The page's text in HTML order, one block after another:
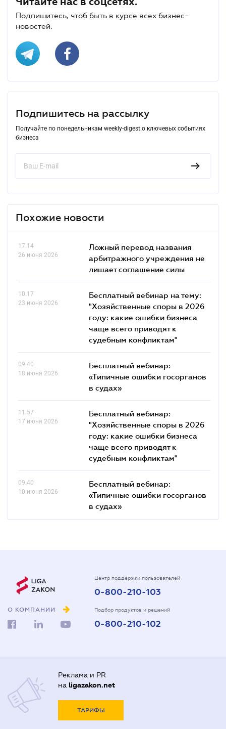
Подпишитесь, чтоб быть в курсе всех бизнес-
новостей.
Подпишитесь на рассылку
Получайте по понедельникам weekly-digest о ключевых событиях
бизнеса
Похожие новости
17.14
26 июня 2026
Ложный перевод названия
арбитражного учреждения не
лишает соглашение силы
10.17
23 июня 2026
Бесплатный вебинар на тему:
"Хозяйственные споры в 2026
году: какие ошибки бизнеса
чаще всего приводят к
судебным конфликтам"
09.40
18 июня 2026
Бесплатный вебинар:
«Типичные ошибки госорганов
в судах»
11.57
17 июня 2026
Бесплатный вебинар:
"Хозяйственные споры в 2026
году: какие ошибки бизнеса
чаще всего приводят к
судебным конфликтам"
09.40
10 июня 2026
Бесплатный вебинар:
«Типичные ошибки госорганов
в судах»
О КОМПАНИИ
Центр поддержки пользователей
0-800-210-103
Подбор продуктов и решений
0-800-210-102
Реклама и PR
на ligazakon.net
ТАРИФЫ